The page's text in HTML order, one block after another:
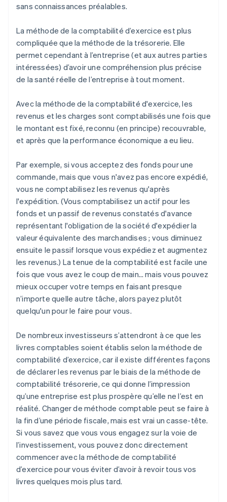
sans connaissances préalables.
La méthode de la comptabilité d’exercice est plus
compliquée que la méthode de la trésorerie. Elle
permet cependant à l’entreprise (et aux autres parties
intéressées) d’avoir une compréhension plus précise
de la santé réelle de l’entreprise à tout moment.
Avec la méthode de la comptabilité d'exercice, les
revenus et les charges sont comptabilisés une fois que
le montant est fixé, reconnu (en principe) recouvrable,
et après que la performance économique a eu lieu.
Par exemple, si vous acceptez des fonds pour une
commande, mais que vous n'avez pas encore expédié,
vous ne comptabilisez les revenus qu'après
l'expédition. (Vous comptabilisez un actif pour les
fonds et un passif de revenus constatés d'avance
représentant l'obligation de la société d'expédier la
valeur équivalente des marchandises ; vous diminuez
ensuite le passif lorsque vous expédiez et augmentez
les revenus.) La tenue de la comptabilité est facile une
fois que vous avez le coup de main… mais vous pouvez
mieux occuper votre temps en faisant presque
n’importe quelle autre tâche, alors payez plutôt
quelqu'un pour le faire pour vous.
De nombreux investisseurs s’attendront à ce que les
livres comptables soient établis selon la méthode de
comptabilité d’exercice, car il existe différentes façons
de déclarer les revenus par le biais de la méthode de
comptabilité trésorerie, ce qui donne l’impression
qu’une entreprise est plus prospère qu’elle ne l’est en
réalité. Changer de méthode comptable peut se faire à
la fin d’une période fiscale, mais est vrai un casse-tête.
Si vous savez que vous vous engagez sur la voie de
l’investissement, vous pouvez donc directement
commencer avec la méthode de comptabilité
d’exercice pour vous éviter d’avoir à revoir tous vos
livres quelques mois plus tard.